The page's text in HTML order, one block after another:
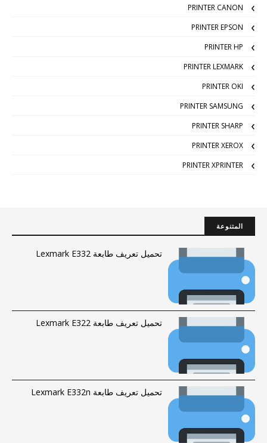
PRINTER CANON
PRINTER EPSON
PRINTER HP
PRINTER LEXMARK
PRINTER OKI
PRINTER SAMSUNG
PRINTER SHARP
PRINTER XEROX
PRINTER XPRINTER
المتنوعة
تحميل تعريف طابعة Lexmark E332
تحميل تعريف طابعة Lexmark E322
تحميل تعريف طابعة Lexmark E332n